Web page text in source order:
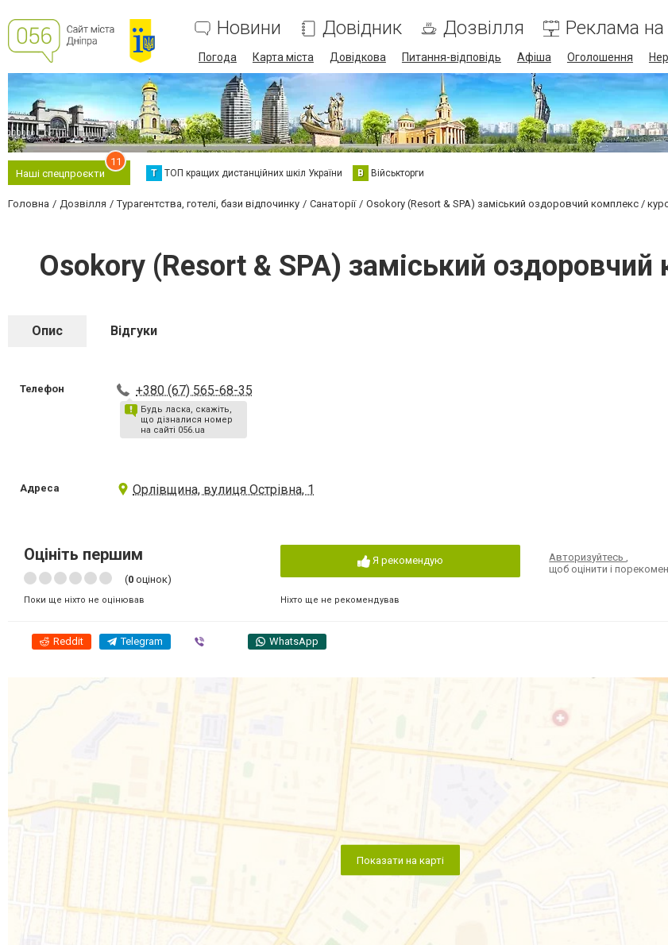
Новини Довідник Дозвілля Реклама на
Погода Карта міста Довідкова Питання-відповідь Афіша Оголошення
Наші спецпроєкти
11
Т ТОП кращих дистанційних шкіл України В Військторги
Головна Дозвілля Турагентства, готелі, бази відпочинку Санаторії Osokory (Resort & SPA) заміський оздоровчий комплекс /
Osokory (Resort & SPA) заміський
Опис Відгуки
Телефон +380 (67) 565-68-35
Будь ласка, скажіть,
що дізналися номер
на сайті 056.ua
Адреса Орлівщина, вулиця Острівна, 1
Оцініть першим
(0 оцінок)
Поки ще ніхто не оцінював
Я рекомендую
Ніхто ще не рекомендував
Авторизуйтесь,
щоб оцінити і
Reddit Telegram WhatsApp
Показати на карті